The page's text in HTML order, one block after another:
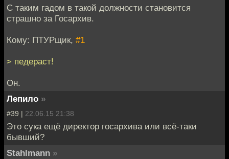
С таким гадом в такой должности становится
страшно за Госархив.
Кому: ПТУРщик, #1
> педераст!
Он.
Лепило »
#39 | 22.06.15 21:38
Это сука ещё директор госархива или всё-таки
бывший?
Stahlmann »